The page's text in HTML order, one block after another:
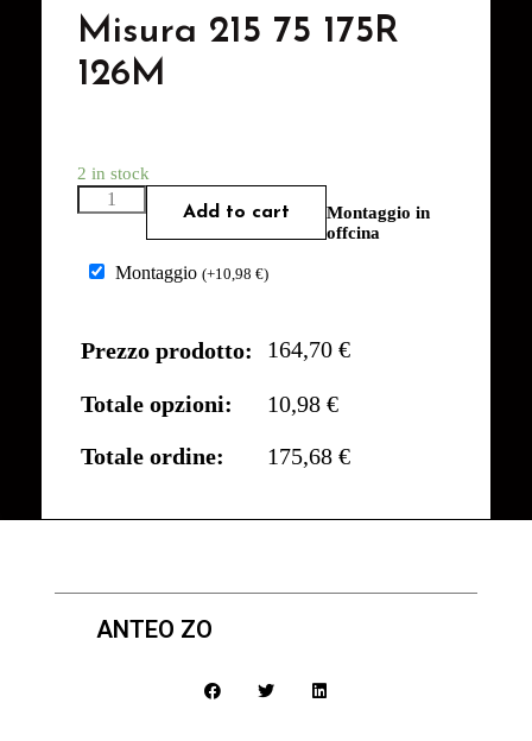
Misura 215 75 175R
126M
2 in stock
Add to cart
Montaggio in
offcina
Montaggio (+10,98 €)
Prezzo prodotto: 164,70 €
Totale opzioni:
10,98 €
Totale ordine:
175,68 €
ANTEO ZO